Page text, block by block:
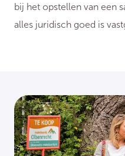
bij het opstellen van een
alles juridisch goed is